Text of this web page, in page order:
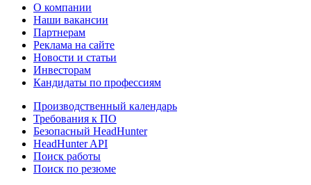
О компании
Наши вакансии
Партнерам
Реклама на сайте
Новости и статьи
Инвесторам
Кандидаты по профессиям
Производственный календарь
Требования к ПО
Безопасный HeadHunter
HeadHunter API
Поиск работы
Поиск по резюме